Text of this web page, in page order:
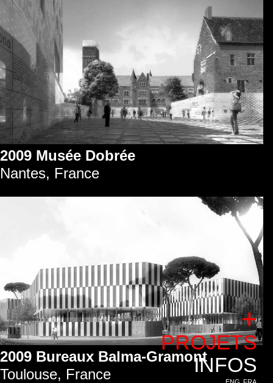
+
PROJETS
INFOS
2009 Musée Dobrée
Nantes, France
2009 Bureaux Balma-Gramont
Toulouse, France